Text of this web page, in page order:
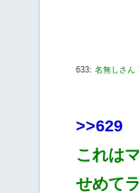
633: 名無しさん
>>629
これは
せめて